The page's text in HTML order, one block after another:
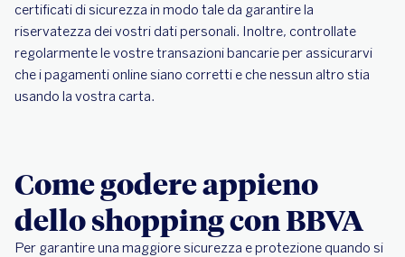
certificati di sicurezza in modo tale da garantire la
riservatezza dei vostri dati personali. Inoltre, controllate
regolarmente le vostre transazioni bancarie per assicurarvi
che i pagamenti online siano corretti e che nessun altro stia
usando la vostra carta.
Come godere appieno
dello shopping con BBVA
Per garantire una maggiore sicurezza e protezione quando si